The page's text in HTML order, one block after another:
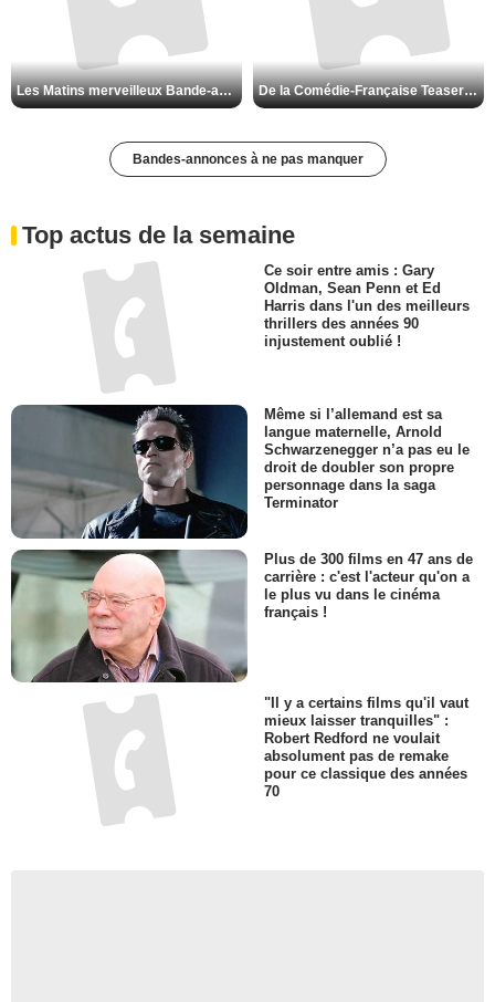
Les Matins merveilleux Bande-annonce VF De la Comédie-Française Teaser VF
Bandes-annonces à ne pas manquer
Top actus de la semaine
Ce soir entre amis : Gary
Oldman, Sean Penn et Ed
Harris dans l'un des meilleurs
thrillers des années 90
injustement oublié !
Même si l’allemand est sa
langue maternelle, Arnold
Schwarzenegger n’a pas eu le
droit de doubler son propre
personnage dans la saga
Terminator
Plus de 300 films en 47 ans de
carrière : c'est l'acteur qu'on a
le plus vu dans le cinéma
français !
"Il y a certains films qu'il vaut
mieux laisser tranquilles" :
Robert Redford ne voulait
absolument pas de remake
pour ce classique des années
70